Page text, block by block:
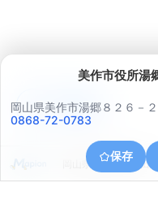
美作市役所湯
岡山県美作市湯郷８２６－２
0868-72-0783
保存
岡山県美作市三倉田
アプリで見る